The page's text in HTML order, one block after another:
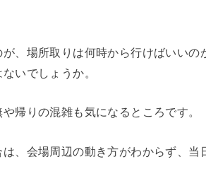
、場所取りは何時から行けばいい
いでしょうか。
帰りの混雑も気になるところです。
、会場周辺の動き方がわからず、当